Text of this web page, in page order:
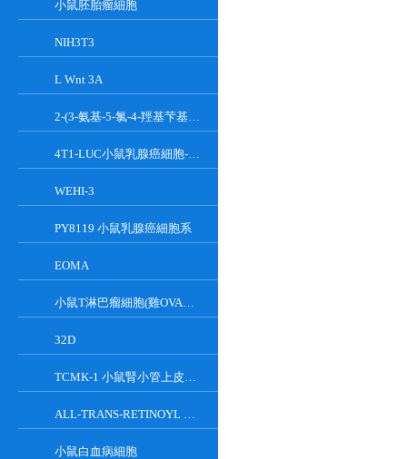
小鼠胚胎瘤細胞
NIH3T3
L Wnt 3A
2-(3-氨基-5-氯-4-羥基芐基)-1H-異吲哚-1,3(2H)-二酮
4T1-LUC小鼠乳腺癌細胞-熒光素酶標記
WEHI-3
PY8119 小鼠乳腺癌細胞系
EOMA
小鼠T淋巴瘤細胞(雞OVA基因修飾)
32D
TCMK-1 小鼠腎小管上皮細胞系
ALL-TRANS-RETINOYL B-GLUCURONIDE
小鼠白血病細胞